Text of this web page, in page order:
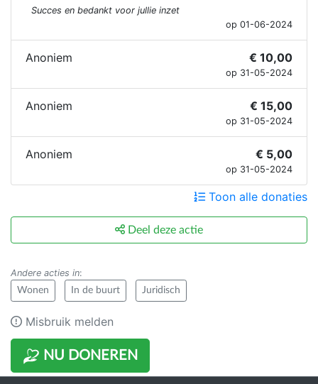
NU DONEREN
Succes en bedankt voor jullie inzet
op 01-06-2024
Anoniem € 10,00
op 31-05-2024
Anoniem € 15,00
op 31-05-2024
Anoniem € 5,00
op 31-05-2024
Toon alle donaties
Deel deze actie
Andere acties in:
Wonen In de buurt Juridisch
Misbruik melden